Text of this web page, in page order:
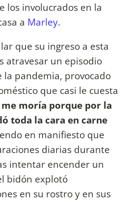
los involucrados en la
a Marley.
que su ingreso a esta
atravesar un episodio
pandemia, provocado
que casi le cuesta
me moría porque por la
toda la cara en carne
en manifiesto que
diarias durante
intentar encender un
bidón explotó
en su rostro y en sus